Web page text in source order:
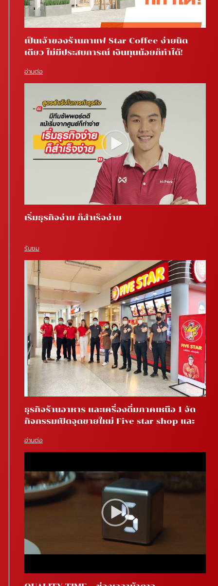
เป็นเจ้าของร้านกาแฟ Star Coffee ง่ายนิด
เดียว ไม่มีประสบการณ์ เงินทุนน้อยก็ทำได้!
อ่านต่อ
เริ่มธุรกิจง่าย ก็สำเร็จง่าย
รับชม
ธุรกิจร้านอาหาร และเครื่องดื่มภาคเหนือ 1 จัด
กิจกรรมเปิดจุดขายใหม่ Five star shop และ
อ่านต่อ